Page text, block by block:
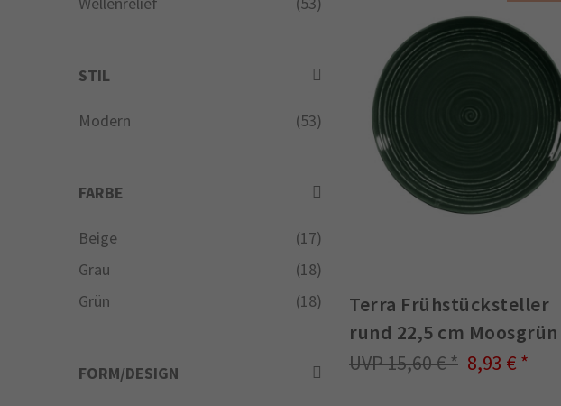
STIL
Modern (53)
FARBE
Beige
(17)
Grau
(18)
Grün
(18)
FORM/DESIGN
Terra Frühstücksteller
rund 22,5 cm Moosgrün
15,60 €
8,93 €